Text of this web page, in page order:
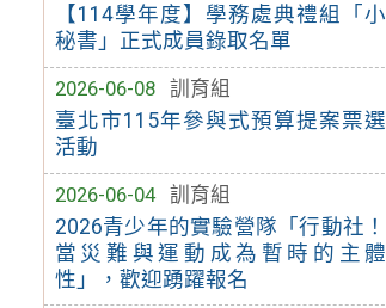
【114學年度】學務處典禮組「小
秘書」正式成員錄取名單
2026-06-08
訓育組
臺北市115年參與式預算提案票選
活動
2026-06-04
訓育組
2026青少年的實驗營隊「行動社！
當災難與運動成為暫時的主體
性」，歡迎踴躍報名